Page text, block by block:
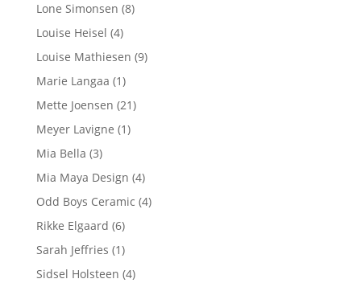
Lone Simonsen (8)
Louise Heisel (4)
Louise Mathiesen (9)
Marie Langaa (1)
Mette Joensen (21)
Meyer Lavigne (1)
Mia Bella (3)
Mia Maya Design (4)
Odd Boys Ceramic (4)
Rikke Elgaard (6)
Sarah Jeffries (1)
Sidsel Holsteen (4)